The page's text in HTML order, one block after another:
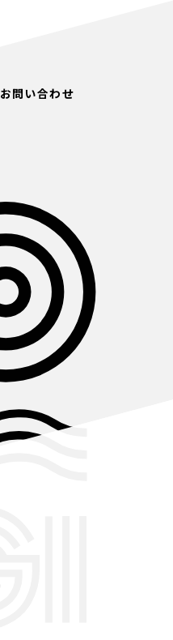
お問い合わせ